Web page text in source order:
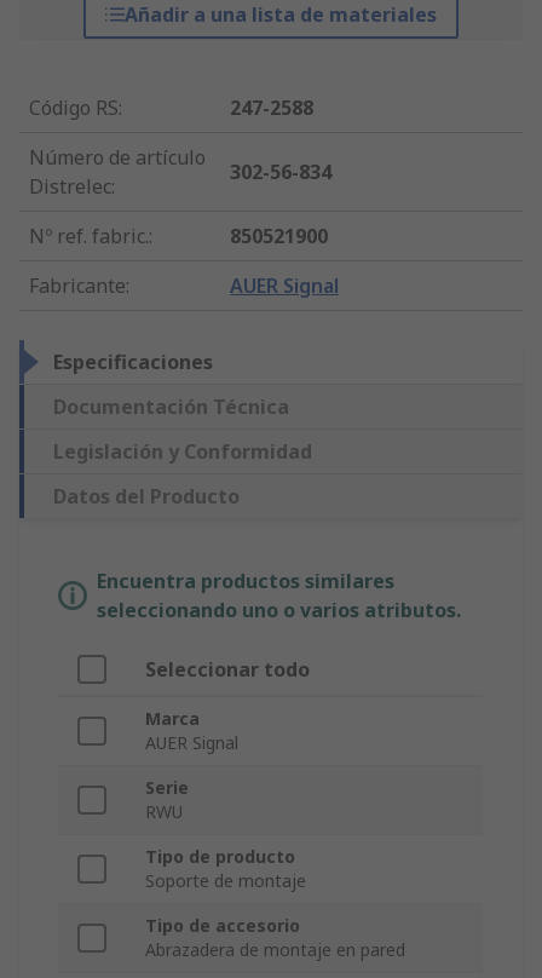
Añadir a una lista de materiales
Código RS:
247-2588
Número de artículo
Distrelec:
302-56-834
Nº ref. fabric.:
850521900
Fabricante: AUER Signal
Especificaciones
Documentación Técnica
Legislación y Conformidad
Datos del Producto
Encuentra productos similares
seleccionando uno o varios atributos.
Seleccionar todo
Marca
AUER Signal
Serie
RWU
Tipo de producto
Soporte de montaje
Tipo de accesorio
Abrazadera de montaje en pared